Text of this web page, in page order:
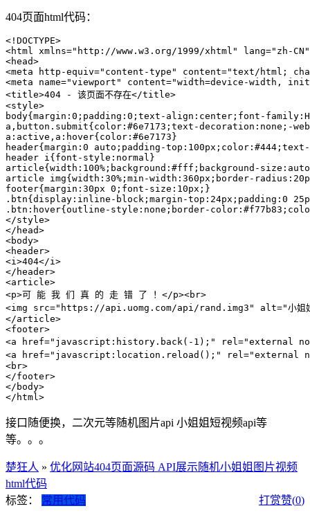
404页面html代码：
<!DOCTYPE>
<html xmlns="http://www.w3.org/1999/xhtml" lang="zh-
<head>
<meta http-equiv="content-type" content="text/html;
<meta name="viewport" content="width=device-width,
<title>404 - 该页面不存在</title>
<style>
body{margin:0;padding:0;text-align:center;font-
a,button.submit{color:#6e7173;text-
a:active,a:hover{color:#6e7173}
header{margin:0 auto;padding-
header i{font-style:normal}
article{width:100%;background:#fff;background-
article img{width:30%;min-width:360px;border-
footer{margin:30px 0;font-size:10px;}
.btn{display:inline-block;margin-top:24px;padding:0
.btn:hover{outline-style:none;border-
</style>
</head>
<body>
<header>
<i>404</i>
</header>
<article>
<p>可 能 我 们 真 的 走 错 了 ！</p><br>
<img src="https://api.uomg.com/api/rand.img3" alt="小姐
</article>
<footer>
<a href="javascript:history.back(-1);" rel="external
<a href="javascript:location.reload();" rel="external
<br>
</footer>
</body>
</html>
接口随便换，二次元等随机图片api 小姐姐短视频api等
等。。。
楚狂人 » 优化网站404页面源码 API展示随机小姐姐图片视频
html代码
打赏赞(0)
标签： 常用代码